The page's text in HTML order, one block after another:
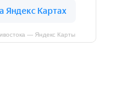
— Яндекс Карты